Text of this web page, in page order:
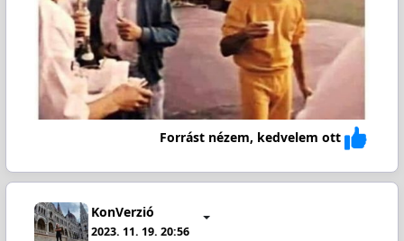
Forrást nézem, kedvelem ott
KonVerzió
2023. 11. 19. 20:56